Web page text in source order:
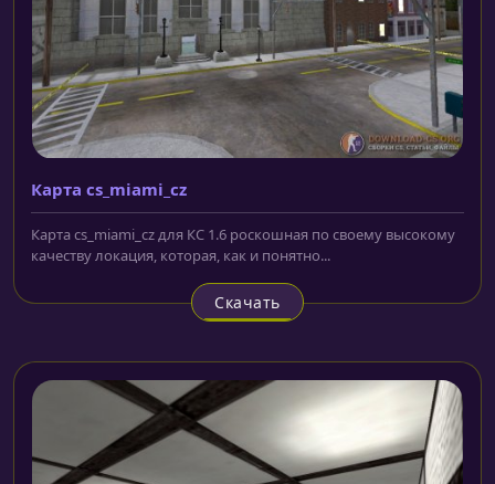
Карта cs_miami_cz
Карта cs_miami_cz для КС 1.6 роскошная по своему высокому
качеству локация, которая, как и понятно...
Скачать